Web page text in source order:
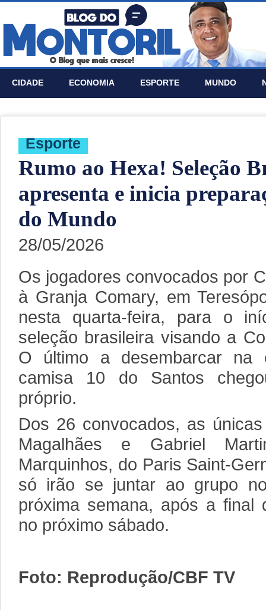
CIDADE ECONOMIA ESPORTE MUNDO
Esporte
Rumo ao Hexa! Seleção
apresenta e inicia
do Mundo
28/05/2026
Os jogadores convocados por
à Granja Comary, em
nesta quarta-feira, para o
seleção brasileira visando a
O último a desembarcar na
camisa 10 do Santos
próprio.
Dos 26 convocados, as
Magalhães e Gabriel
Marquinhos, do Paris Saint-
só irão se juntar ao grupo
próxima semana, após a final
no próximo sábado.
Foto: Reprodução/CBF TV